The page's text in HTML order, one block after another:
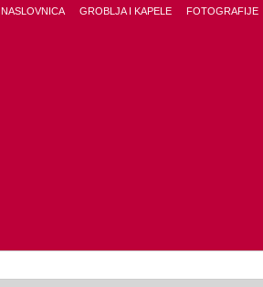
NASLOVNICA GROBLJA I KAPELE FOTOGRAFIJE